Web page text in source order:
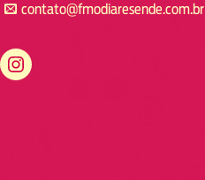
contato@fmodiaresende.com.br
https://www.instagram.com/fmodiaresende